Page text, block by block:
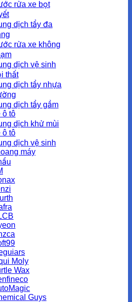
rửa xe bọt
dịch tẩy đa
rửa xe không
dịch vệ sinh
thất
dịch tẩy nhựa
dịch tẩy gầm
ô tô
dịch khử mùi
ô tô
dịch vệ sinh
máy
Moly
Wax
Guys